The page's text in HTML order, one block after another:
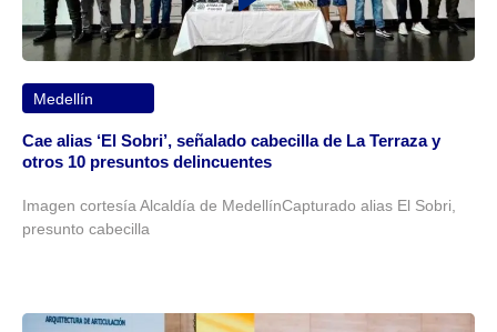
Medellín
Cae alias ‘El Sobri’, señalado cabecilla de La Terraza y
otros 10 presuntos delincuentes
Imagen cortesía Alcaldía de MedellínCapturado alias El Sobri,
presunto cabecilla